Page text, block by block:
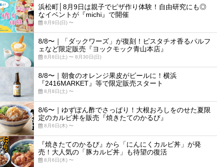
浜松町│8月9日は親子でピザ作り体験！自由研究にも◎
なイベントが『michi』で開催
8月9日(日) 〜
8/8〜｜「ダックワーズ」が復刻！ピスタチオ香るパルフ
ェなど限定販売『ヨックモック青山本店』
8月8日(土) 〜 8月30日(日)
8/8〜｜朝食のオレンジ果皮がビールに！横浜
『2416MARKET』等で限定販売スタート
8月8日(土) 〜
8/6〜｜ゆずぽん酢でさっぱり！大根おろしをのせた夏限
定のカルビ丼を販売『焼きたてのかるび』
8月6日(木) 〜
『焼きたてのかるび』から「にんにくカルビ丼」が発
売！大人気の「豚カルビ丼」も待望の復活
8月6日(木) 〜